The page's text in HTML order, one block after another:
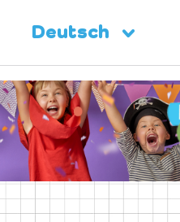
Deutsch